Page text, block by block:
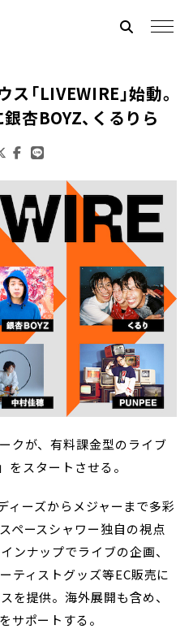
ス 「LIVEWIRE」始動。
杏BOYZ、くるりら
クが、有料課金型のライブ
をスタートさせる。
ィーズからメジャーまで多彩
ペースシャワー独自の視点
ンナップでライブの企画、
ティストグッズ等EC販売に
を提供。海外展開も含め、
サポートする。